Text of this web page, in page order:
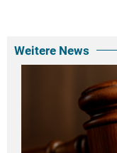
Weitere News